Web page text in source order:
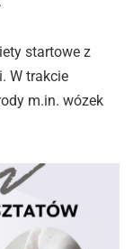
startowe z
W trakcie
m.in. wózek